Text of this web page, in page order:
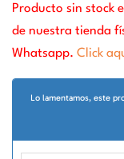
Producto sin stock
de nuestra tienda
Whatsapp. Click
Lo lamentamos, este